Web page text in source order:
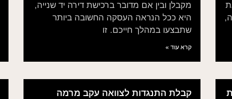
מקבלן ובין אם מדובר ברכישת דירה יד שנייה,
היא ככל הנראה העסקה החשובה ביותר
שתבצעו במהלך חייכם. זו
קרא עוד »
קבלת התנגדות לצוואה עקב מרמה